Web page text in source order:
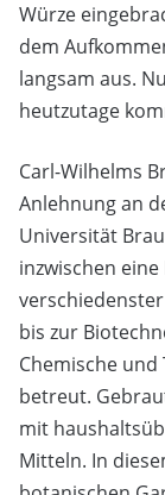
Würze
dem
langsam aus.
heutzutage
Carl-Wilhelms
Anlehnung an
Universität
inzwischen
bis zur
Chemische
betreut.
mit
Mitteln. In